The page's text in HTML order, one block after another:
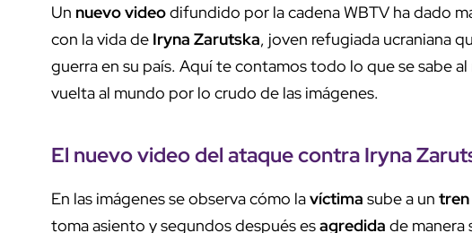
Un nuevo videodifundido por la cadena WBTV ha dado
con la vida de Iryna Zarutska, joven refugiada ucraniana
guerra en su país. Aquí te contamos todo lo que se sabe
vuelta al mundo por lo crudo de las imágenes.
El nuevo videodelataquecontraIryna
En las imágenes se observa cómo lavíctima sube a un
toma asiento y segundos después esagredida de manera